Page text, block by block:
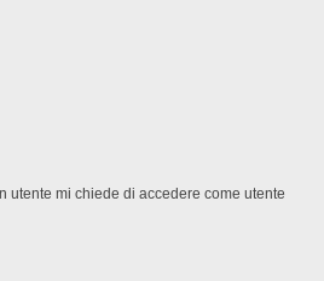
utente mi chiede di accedere come utente